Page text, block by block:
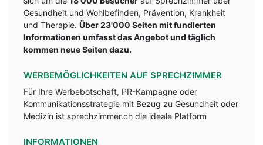
Gesundheit und Wohlbefinden, Prävention, Krankheit
und Therapie. Über 23'000 Seiten mit fundlerten
Informationen umfasst das Angebot und täglich
kommen neue Seiten dazu.
WERBEMÖGLICHKEITEN AUF SPRECHZIMMER
Für Ihre Werbebotschaft, PR-Kampagne oder
Kommunikationsstrategie mit Bezug zu Gesundheit oder
Medizin ist sprechzimmer.ch die ideale Platform
INFORMATIONEN